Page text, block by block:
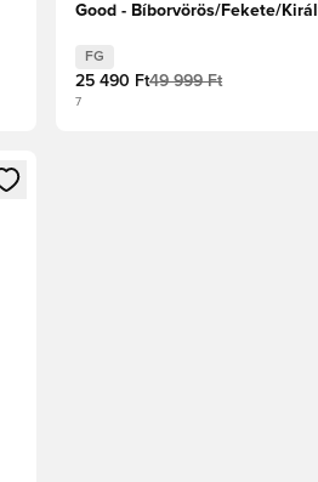
Good - Bíborvörös/Fekete/
FG
25 490 Ft49 999 Ft
7
vagy a tagként való